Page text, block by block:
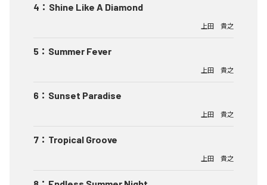
4 ： Shine Like A Diamond
上田 貴之
5 ： Summer Fever
上田 貴之
6 ： Sunset Paradise
上田 貴之
7 ： Tropical Groove
上田 貴之